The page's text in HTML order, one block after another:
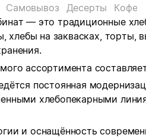
Самовывоз Десерты
Кофе
— это традиционные
хлебы на заквасках, торты,
ассортимента
постоянная
хлебопекарными
и оснащённость